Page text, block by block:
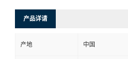
产品详请
产地 中国